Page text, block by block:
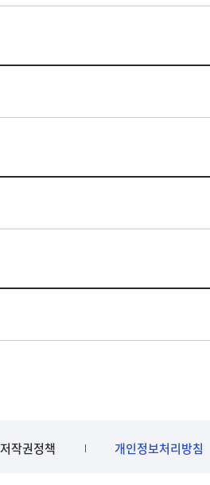
저작권정책 개인정보처리방침